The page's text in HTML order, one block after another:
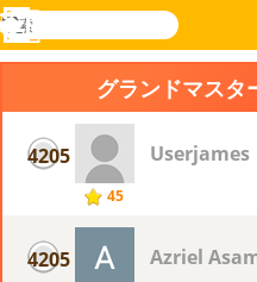
Novel
検
索
ログ
メ
ニ
ー
グランドマスタ
4205
45
Userjames
4205 Azriel